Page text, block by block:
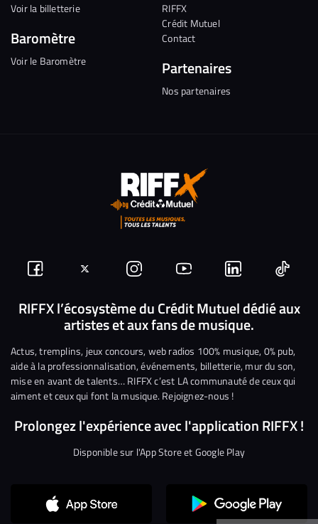
Continuer sans accepter
Voir la billetterie
Baromètre
Voir le Baromètre
RIFFX
Crédit Mutuel
Contact
Partenaires
Nos partenaires
Suivez-
nous
Facebook
Suivez-
nous
sur
Twitter
Nous
rejoindre
sur
Instagram
Nous
rejoindre
sur
YouTube
Nous
rejoindre
sur
Linkedin
Nous
RIFFX l’écosystème du Crédit Mutuel dédié aux
artistes et aux fans de musique.
Actus, tremplins, jeux concours, web radios 100% musique, 0% pub,
aide à la professionnalisation, événements, billetterie, mur du son,
mise en avant de talents… RIFFX c’est LA communauté de ceux qui
aiment et ceux qui font la musique. Rejoignez-nous !
Prolongez l'expérience avec l'application RIFFX !
Disponible sur l'App Store et Google Play